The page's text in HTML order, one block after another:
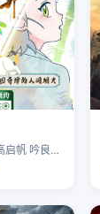
马正阳 阎么么 高启帆 吟良犬 …